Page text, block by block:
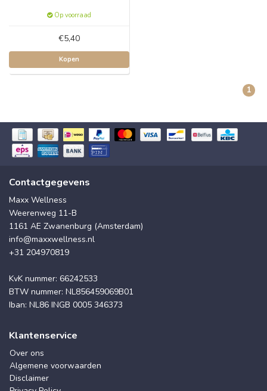
Op voorraad
€5,40
Kopen
1
Contactgegevens
Maxx Wellness
Weerenweg 11-B
1161 AE Zwanenburg (Amsterdam)
info@maxxwellness.nl
+31 204970819
KvK nummer: 66242533
BTW nummer: NL856459069B01
Iban: NL86 INGB 0005 346373
Klantenservice
Over ons
Algemene voorwaarden
Disclaimer